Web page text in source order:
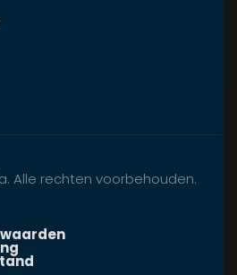
Alle rechten voorbehouden.